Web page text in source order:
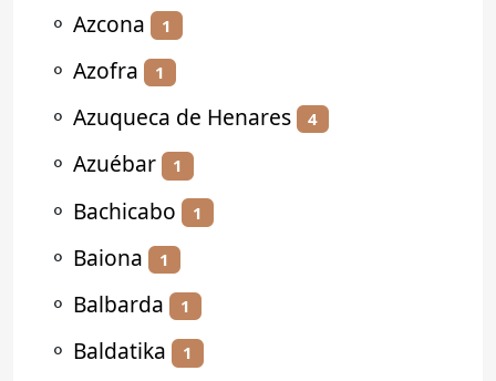
⚬ Azcona 1
⚬ Azofra 1
⚬ Azuqueca de Henares 4
⚬ Azuébar 1
⚬ Bachicabo 1
⚬ Baiona 1
⚬ Balbarda 1
⚬ Baldatika 1